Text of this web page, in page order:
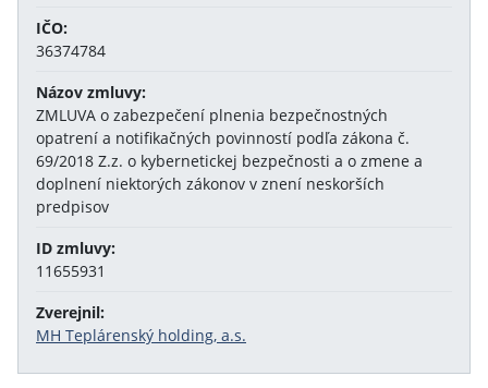
IČO:
36374784
Názov zmluvy:
ZMLUVA o zabezpečení plnenia bezpečnostných
opatrení a notifikačných povinností podľa zákona č.
69/2018 Z.z. o kybernetickej bezpečnosti a o zmene a
doplnení niektorých zákonov v znení neskorších
predpisov
ID zmluvy:
11655931
Zverejnil:
MH Teplárenský holding, a.s.